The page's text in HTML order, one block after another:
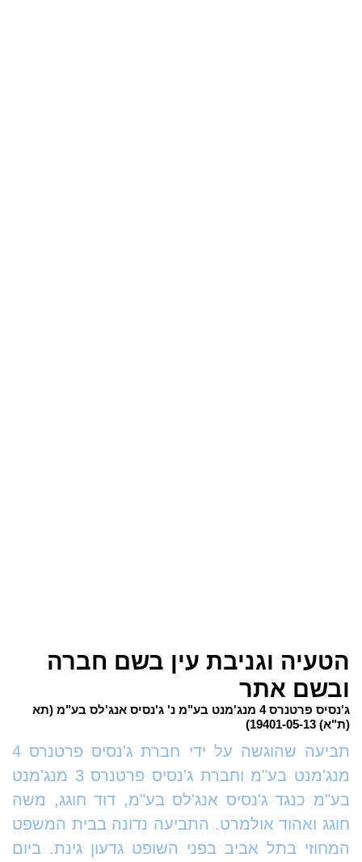
הטעיה וגניבת עין בשם חברה
ובשם אתר
ג'נסיס פרטנרס 4 מנג'מנט בע"מ נ' ג'נסיס אנג'לס בע"מ (תא
(ת"א) 19401-05-13)
תביעה שהוגשה על ידי חברת ג'נסיס פרטנרס 4
מנג'מנט בע"מ וחברת ג'נסיס פרטנרס 3 מנג'מנט
בע"מ כנגד ג'נסיס אנג'לס בע"מ, דוד חוגג, משה
חוגג ואהוד אולמרט. התביעה נדונה בבית המשפט
המחוזי בתל אביב בפני השופט גדעון גינת. ביום